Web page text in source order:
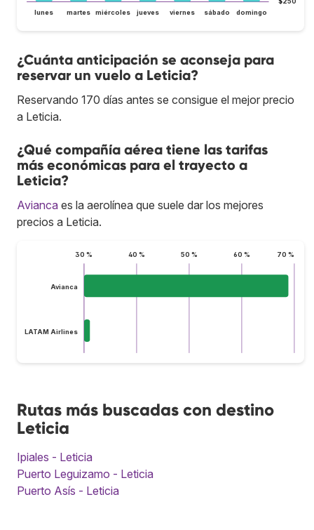
lunes martes miércoles jueves viernes sábado domingo
¿Cuánta anticipación se aconseja para
reservar un vuelo a Leticia?
Reservando 170 días antes se consigue el mejor precio
a Leticia.
¿Qué compañía aérea tiene las tarifas
más económicas para el trayecto a
Leticia?
Avianca es la aerolínea que suele dar los mejores
precios a Leticia.
30 % 40 % 50 % 60 % 70 %
Avianca
LATAM Airlines
Rutas más buscadas con destino
Leticia
Ipiales - Leticia
Puerto Leguizamo - Leticia
Puerto Asís - Leticia